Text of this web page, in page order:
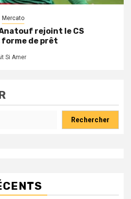
Mercato
rejoint le CS
de prêt
Si Amer
Rechercher